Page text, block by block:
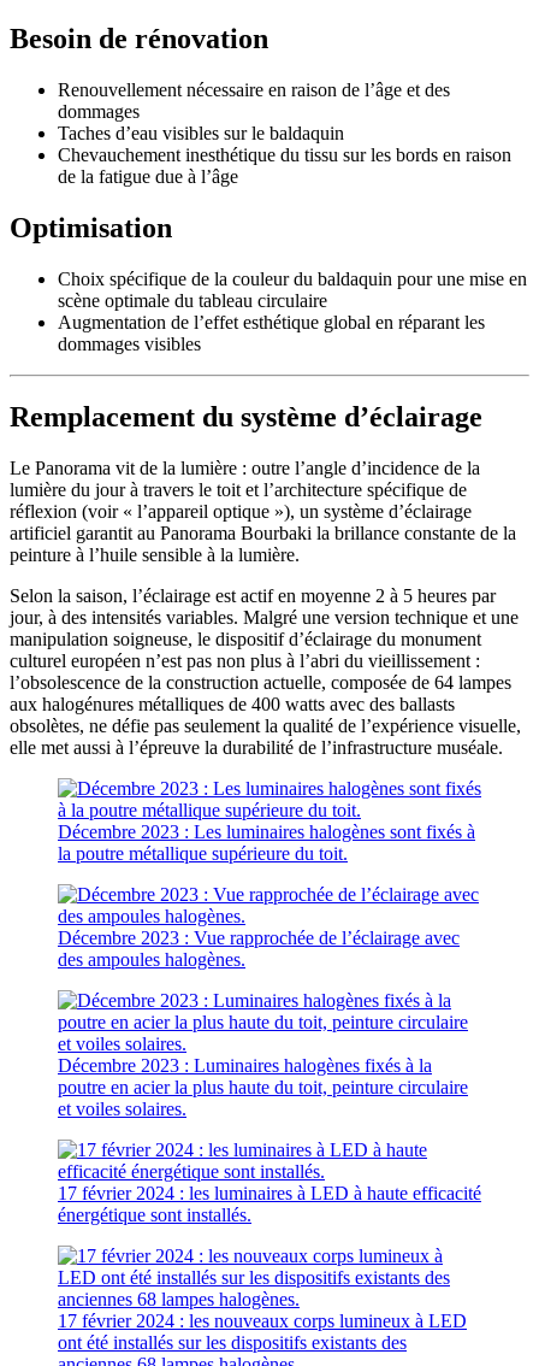
Besoin de rénovation
Renouvellement nécessaire en raison de l’âge et des
dommages
Taches d’eau visibles sur le baldaquin
Chevauchement inesthétique du tissu sur les bords en raison
de la fatigue due à l’âge
Optimisation
Choix spécifique de la couleur du baldaquin pour une mise en
scène optimale du tableau circulaire
Augmentation de l’effet esthétique global en réparant les
dommages visibles
Remplacement du système d’éclairage
Le Panorama vit de la lumière : outre l’angle d’incidence de la
lumière du jour à travers le toit et l’architecture spécifique de
réflexion (voir « l’appareil optique »), un système d’éclairage
artificiel garantit au Panorama Bourbaki la brillance constante de la
peinture à l’huile sensible à la lumière.
Selon la saison, l’éclairage est actif en moyenne 2 à 5 heures par
jour, à des intensités variables. Malgré une version technique et une
manipulation soigneuse, le dispositif d’éclairage du monument
culturel européen n’est pas non plus à l’abri du vieillissement :
l’obsolescence de la construction actuelle, composée de 64 lampes
aux halogénures métalliques de 400 watts avec des ballasts
obsolètes, ne défie pas seulement la qualité de l’expérience visuelle,
elle met aussi à l’épreuve la durabilité de l’infrastructure muséale.
Décembre 2023 : Les luminaires halogènes sont fixés à
la poutre métallique supérieure du toit.
Décembre 2023 : Vue rapprochée de l’éclairage avec
des ampoules halogènes.
Décembre 2023 : Luminaires halogènes fixés à la
poutre en acier la plus haute du toit, peinture circulaire
et voiles solaires.
17 février 2024 : les luminaires à LED à haute efficacité
énergétique sont installés.
17 février 2024 : les nouveaux corps lumineux à LED
ont été installés sur les dispositifs existants des